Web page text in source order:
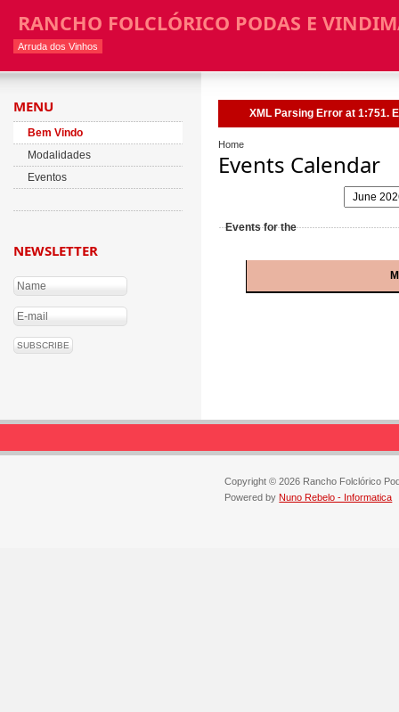
RANCHO FOLCLÓRICO PODAS E
Arruda dos Vinhos
XML Parsing Error at 1:751.
Home
Events Calendar
Events for the
MENU
Bem Vindo
Modalidades
Eventos
NEWSLETTER
Copyright © 2026 Rancho Folclórico
Powered byNuno Rebelo - Informatica